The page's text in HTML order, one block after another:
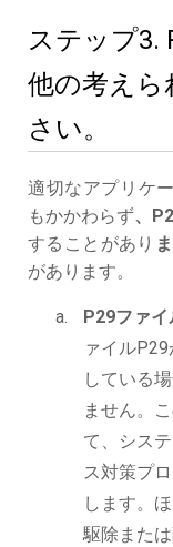
ステップ3.
他の考えら
さい。
適切なアプリケ
もかかわらず、
することがあり
があります。
P29ファイ
ァイル
している
ません。
て、シス
ス対策プ
します。
駆除または